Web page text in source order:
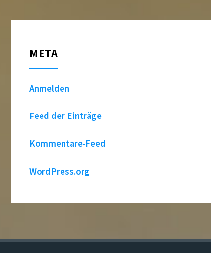
META
Anmelden
Feed der Einträge
Kommentare-Feed
WordPress.org